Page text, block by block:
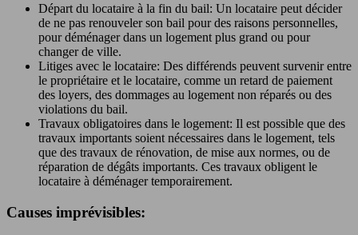
Départ du locataire à la fin du bail: Un locataire peut décider
de ne pas renouveler son bail pour des raisons personnelles,
pour déménager dans un logement plus grand ou pour
changer de ville.
Litiges avec le locataire: Des différends peuvent survenir entre
le propriétaire et le locataire, comme un retard de paiement
des loyers, des dommages au logement non réparés ou des
violations du bail.
Travaux obligatoires dans le logement: Il est possible que des
travaux importants soient nécessaires dans le logement, tels
que des travaux de rénovation, de mise aux normes, ou de
réparation de dégâts importants. Ces travaux obligent le
locataire à déménager temporairement.
Causes imprévisibles: